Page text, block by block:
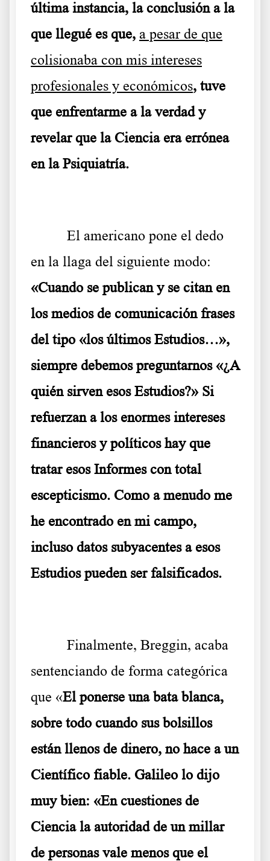
última instancia, la conclusión a la
que llegué es que, a pesar de que
colisionaba con mis intereses
profesionales y económicos, tuve
que enfrentarme a la verdad y
revelar que la Ciencia era errónea
en la Psiquiatría.
El americano pone el dedo
en la llaga del siguiente modo:
«Cuando se publican y se citan en
los medios de comunicación frases
del tipo «los últimos Estudios…»,
siempre debemos preguntarnos «¿A
quién sirven esos Estudios?» Si
refuerzan a los enormes intereses
financieros y políticos hay que
tratar esos Informes con total
escepticismo. Como a menudo me
he encontrado en mi campo,
incluso datos subyacentes a esos
Estudios pueden ser falsificados.
Finalmente, Breggin, acaba
sentenciando de forma categórica
que «El ponerse una bata blanca,
sobre todo cuando sus bolsillos
están llenos de dinero, no hace a un
Científico fiable. Galileo lo dijo
muy bien: «En cuestiones de
Ciencia la autoridad de un millar
de personas vale menos que el